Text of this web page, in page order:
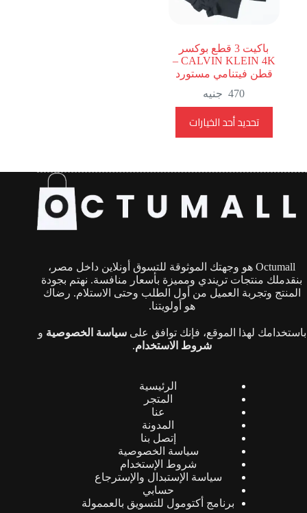
باكيت 3 قطع بوكسر
CALVIN KLEIN 4K –
قطن فيتنامي مستورد
470 جنيه
تحديد أحد الخيارات
العديد
من
يمكن
اختيار
المنتج
Octumall هو وجهتك الموثوقة للتسوق أونلاين داخل مصر،
بنقدملك منتجات تريندي ومميزة بأسعار منافسة. نهتم بجودة
المنتج وتجربة العميل من أول الطلب وحتى الاستلام. رضاك
هو أولويتنا.
باستخدامك لهذا الموقع، فإنك توافق علىسياسة الخصوصية و
شروط الاستخدام.
الرئيسية
المتجر
عنا
المدونة
إتصل بنا
سياسة الخصوصية
شروط الإستخدام
سياسة الإستبدال والإسترجاع
حسابي
برنامج أكتومول للتسويق بالعممولة